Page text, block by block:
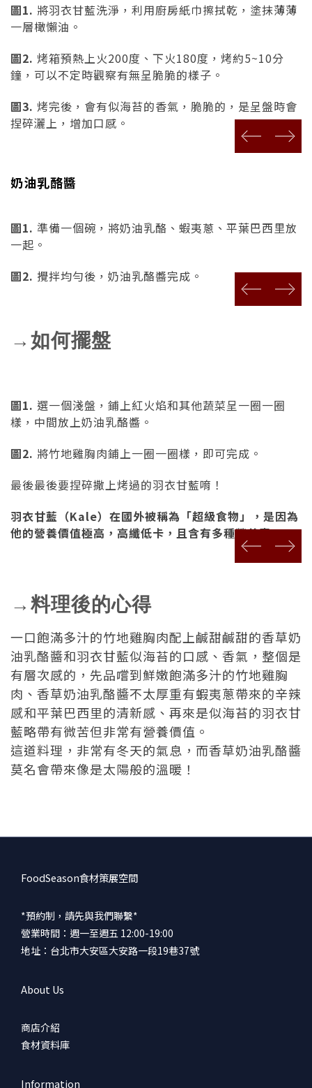
圖1. 將羽衣甘藍洗淨，利用廚房紙巾擦拭乾，塗抹薄薄
一層橄懶油。
圖2. 烤箱預熱上火200度、下火180度，烤約5~10分
鐘，可以不定時觀察有無呈脆脆的樣子。
圖3. 烤完後，會有似海苔的香氣，脆脆的，是呈盤時會
捏碎灑上，增加口感。
prev next
奶油乳酪醬
圖1. 準備一個碗，將奶油乳酪、蝦夷蔥、平葉巴西里放
一起。
圖2. 攪拌均勻後，奶油乳酪醬完成。
prev next
→如何擺盤
圖1. 選一個淺盤，鋪上紅火焰和其他蔬菜呈一圈一圈
樣，中間放上奶油乳酪醬。
圖2. 將竹地雞胸肉鋪上一圈一圈樣，即可完成。
最後最後要捏碎撒上烤過的羽衣甘藍唷！
羽衣甘藍（Kale）在國外被稱為「超級食物」，是因為
他的營養價值極高，高纖低卡，且含有多種營養素。
prev next
→料理後的心得
一口飽滿多汁的竹地雞胸肉配上鹹甜鹹甜的香草奶
油乳酪醬和羽衣甘藍似海苔的口感、香氣，整個是
有層次感的，先品嚐到鮮嫩飽滿多汁的竹地雞胸
肉、香草奶油乳酪醬不太厚重有蝦夷蔥帶來的辛辣
感和平葉巴西里的清新感、再來是似海苔的羽衣甘
藍略帶有微苦但非常有營養價值。
這道料理，非常有冬天的氣息，而香草奶油乳酪醬
莫名會帶來像是太陽般的溫暖！
FoodSeason食材策展空間
*預約制，請先與我們聯繫*
營業時間：週一至週五 12:00-19:00
地址：台北市大安區大安路一段19巷37號
About Us
商店介紹
食材資料庫
Information